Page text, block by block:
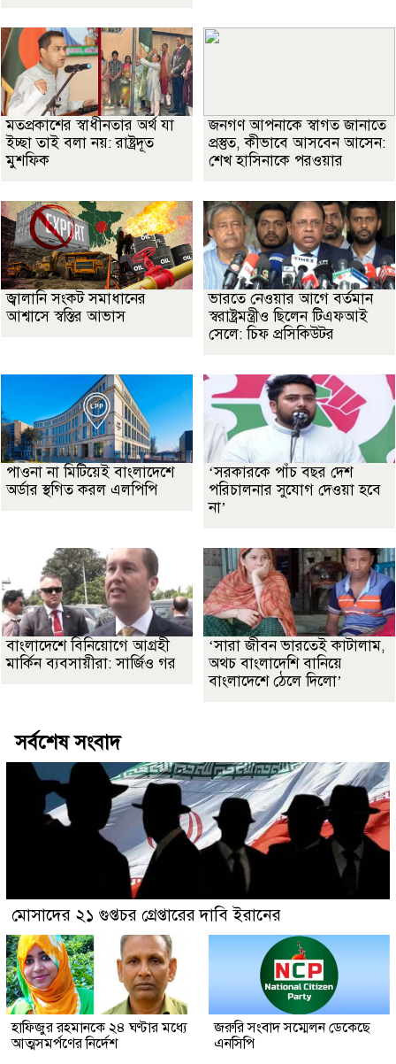
মতপ্রকাশের স্বাধীনতার অর্থ যা
ইচ্ছা তাই বলা নয়: রাষ্ট্রদূত
মুশফিক
জনগণ আপনাকে স্বাগত জানাতে
প্রস্তুত, কীভাবে আসবেন আসেন:
শেখ হাসিনাকে পরওয়ার
জ্বালানি সংকট সমাধানের
আশ্বাসে স্বস্তির আভাস
ভারতে নেওয়ার আগে বর্তমান
স্বরাষ্ট্রমন্ত্রীও ছিলেন টিএফআই
সেলে: চিফ প্রসিকিউটর
পাওনা না মিটিয়েই বাংলাদেশে
অর্ডার স্থগিত করল এলপিপি
‘সরকারকে পাঁচ বছর দেশ
পরিচালনার সুযোগ দেওয়া হবে
না’
বাংলাদেশে বিনিয়োগে আগ্রহী
মার্কিন ব্যবসায়ীরা: সার্জিও গর
‘সারা জীবন ভারতেই কাটালাম,
অথচ বাংলাদেশি বানিয়ে
বাংলাদেশে ঠেলে দিলো’
সর্বশেষ সংবাদ
মোসাদের ২১ গুপ্তচর গ্রেপ্তারের দাবি ইরানের
হাফিজুর রহমানকে ২৪ ঘণ্টার মধ্যে
আত্মসমর্পণের নির্দেশ
জরুরি সংবাদ সম্মেলন ডেকেছে
এনসিপি